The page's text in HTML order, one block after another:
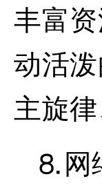
丰富
动活
主旋律
⒏网